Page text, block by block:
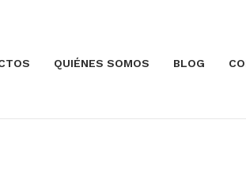
QUIÉNES SOMOS BLOG